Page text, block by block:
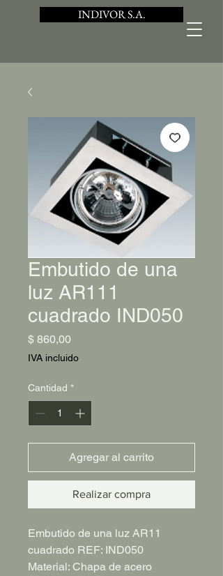
INDIVOR S.A.
Embutido de una
luz AR111
cuadrado IND050
$ 860,00Precio
IVA incluido
Cantidad *
Agregar al carrito
Realizar compra
Embutido de una luz AR11
cuadrado REF: IND050
Material: Chapa de acero